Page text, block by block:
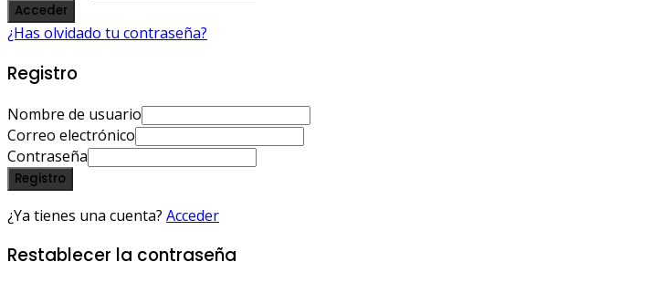
Acceder
¿Has olvidado tu contraseña?
Registro
Nombre de usuario
Correo electrónico
Contraseña
Registro
¿Ya tienes una cuenta? Acceder
Restablecer la contraseña